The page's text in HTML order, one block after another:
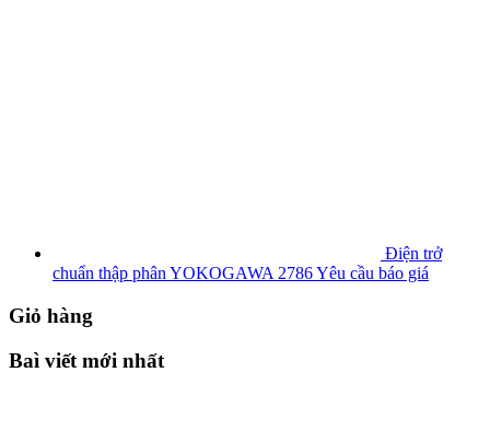
Điện trở
chuẩn thập phân YOKOGAWA 2786Yêu cầu báo giá
Giỏ hàng
Baì viết mới nhất